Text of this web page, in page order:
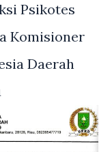
Psikotes
Komisioner
Daerah